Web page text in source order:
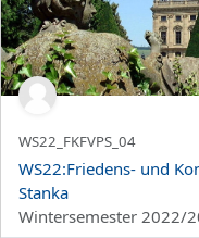
Kurzer Kursname
WS22_FKFVPS_04
Kursname
WS22:Friedens- und
Stanka
Kursbereich
Wintersemester 2022/